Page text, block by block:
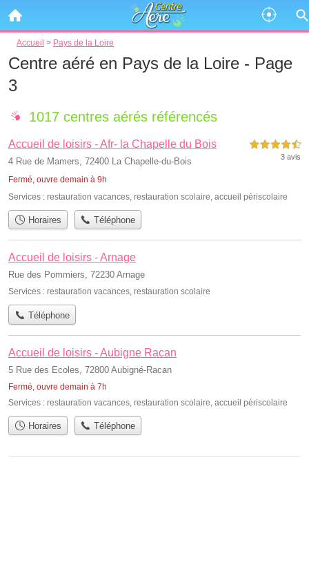
Accueil > Pays de la Loire
Centre aéré en Pays de la Loire - Page
3
1017 centres aérés référencés
Accueil de loisirs - Afr- la Chapelle du Bois
4 Rue de Mamers, 72400 La Chapelle-du-Bois
Fermé, ouvre demain à 9h
4,5 étoiles sur 5
3 avis
Services : restauration vacances, restauration scolaire, accueil périscolaire
Horaires Téléphone
Accueil de loisirs - Arnage
Rue des Pommiers, 72230 Arnage
Services : restauration vacances, restauration scolaire
Téléphone
Accueil de loisirs - Aubigne Racan
5 Rue des Ecoles, 72800 Aubigné-Racan
Fermé, ouvre demain à 7h
Services : restauration vacances restauration scolaire accueil périscolaire
Horaires Téléphone